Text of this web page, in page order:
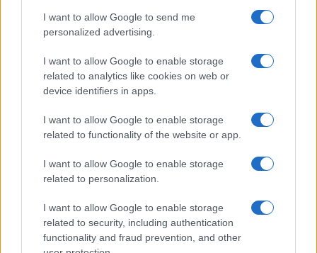
I want to allow Google to send me
personalized advertising.
I want to allow Google to enable storage
related to analytics like cookies on web or
device identifiers in apps.
I want to allow Google to enable storage
related to functionality of the website or app.
I want to allow Google to enable storage
related to personalization.
I want to allow Google to enable storage
related to security, including authentication
functionality and fraud prevention, and other
Oportunidad exclusiva: 500 puntos Hyatt por noche
en nuevos hoteles
Lucía Marín · 3 Ago 2026